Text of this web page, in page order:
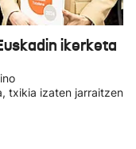
ikerketa
txikia izaten jarraitzen